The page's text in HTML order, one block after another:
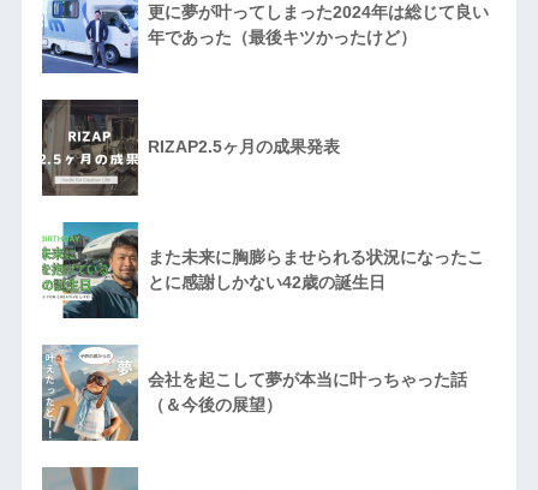
更に夢が叶ってしまった2024年は総じて良い
年であった（最後キツかったけど）
RIZAP2.5ヶ月の成果発表
また未来に胸膨らませられる状況になったこ
とに感謝しかない42歳の誕生日
会社を起こして夢が本当に叶っちゃった話
（＆今後の展望）